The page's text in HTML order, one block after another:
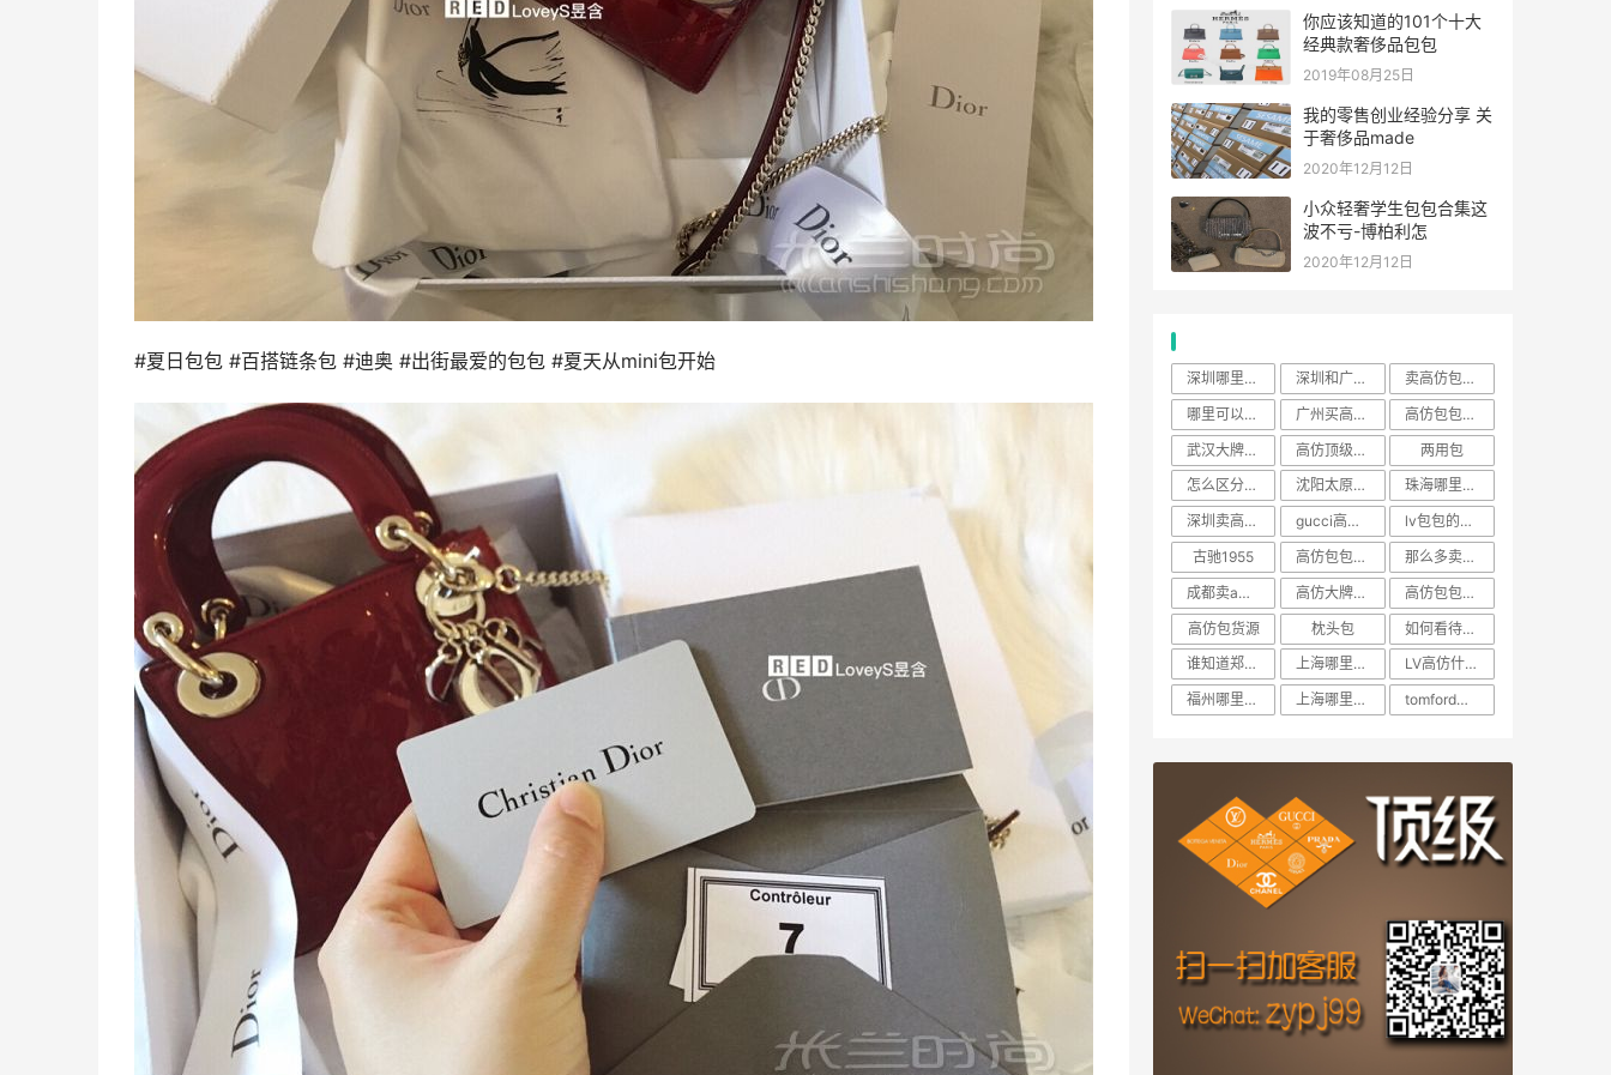
#夏日包包 #百搭链条包 #迪奥 #出街最爱的包包 #夏天从mini包开始
你应该知道的101个十大
经典款奢侈品包包
2019年08月25日
我的零售创业经验分享 关
于奢侈品made
2020年12月12日
小众轻奢学生包包合集这
波不亏-博柏利怎
2020年12月12日
深圳哪里买高仿奢侈品 深圳和广州哪的高仿包比较
卖高仿包一个月能赚多少钱
哪里可以买高仿
广州买高仿一条街在哪里
高仿包包和正版容易看出来
武汉大牌包包在哪里买
高仿顶级奢侈品a货网站
两用包
怎么区分正品和高仿包
沈阳太原街哪里卖大牌包
珠海哪里买奢侈品包
深圳卖高仿奢侈品原版的地
gucci高仿包用什么皮
lv包包的价格
古驰1955
高仿包包多少钱在哪里可以买
那么多卖高仿的为什么没人
成都卖a货包包在哪里买
高仿大牌包包在哪里买
高仿包包哪里可以买多少钱
高仿包货源
枕头包
如何看待买高仿
谁知道郑州哪里卖高仿包包的
上海哪里有卖高仿货的
LV高仿什么价格
福州哪里有卖高仿货
上海哪里卖高仿产品 tomford官网